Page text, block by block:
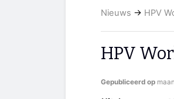
Nieuws → HPV
HPV
Gepubliceerd op